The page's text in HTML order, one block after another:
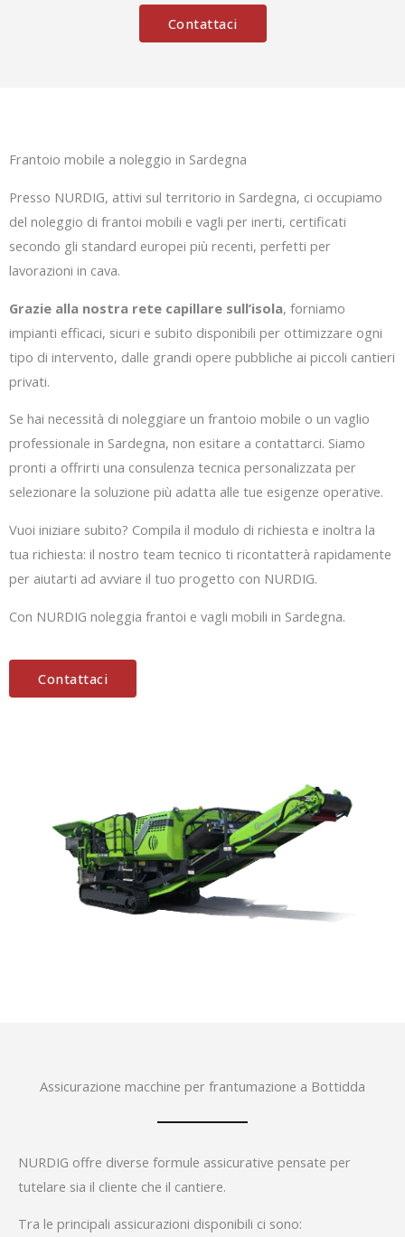
Contattaci
Frantoio mobile a noleggio in Sardegna
Presso NURDIG, attivi sul territorio in Sardegna, ci occupiamo
del noleggio di frantoi mobili e vagli per inerti, certificati
secondo gli standard europei più recenti, perfetti per
lavorazioni in cava.
Grazie alla nostra rete capillare sull’isola, forniamo
impianti efficaci, sicuri e subito disponibili per ottimizzare ogni
tipo di intervento, dalle grandi opere pubbliche ai piccoli cantieri
privati.
Se hai necessità di noleggiare un frantoio mobile o un vaglio
professionale in Sardegna, non esitare a contattarci. Siamo
pronti a offrirti una consulenza tecnica personalizzata per
selezionare la soluzione più adatta alle tue esigenze operative.
Vuoi iniziare subito? Compila il modulo di richiesta e inoltra la
tua richiesta: il nostro team tecnico ti ricontatterà rapidamente
per aiutarti ad avviare il tuo progetto con NURDIG.
Con NURDIG noleggia frantoi e vagli mobili in Sardegna.
Contattaci
Assicurazione macchine per frantumazione a Bottidda
NURDIG offre diverse formule assicurative pensate per
tutelare sia il cliente che il cantiere.
Tra le principali assicurazioni disponibili ci sono: